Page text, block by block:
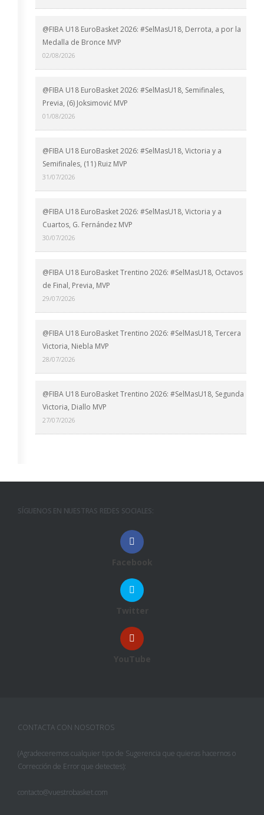
@FIBA U18 EuroBasket 2026: #SelMasU18, Derrota, a por la
Medalla de Bronce MVP
02/08/2026
@FIBA U18 EuroBasket 2026: #SelMasU18, Semifinales,
Previa, (6) Joksimović MVP
01/08/2026
@FIBA U18 EuroBasket 2026: #SelMasU18, Victoria y a
Semifinales, (11) Ruiz MVP
31/07/2026
@FIBA U18 EuroBasket 2026: #SelMasU18, Victoria y a
Cuartos, G. Fernández MVP
30/07/2026
@FIBA U18 EuroBasket Trentino 2026: #SelMasU18, Octavos
de Final, Previa, MVP
29/07/2026
@FIBA U18 EuroBasket Trentino 2026: #SelMasU18, Tercera
Victoria, Niebla MVP
28/07/2026
@FIBA U18 EuroBasket Trentino 2026: #SelMasU18, Segunda
Victoria, Diallo MVP
27/07/2026
SÍGUENOS EN NUESTRAS REDES SOCIALES:
Facebook
Twitter
YouTube
CONTACTA CON NOSOTROS
(Agradeceremos cualquier tipo de Sugerencia que quieras hacernos o
Corrección de Error que detectes):
contacto@vuestrobasket.com